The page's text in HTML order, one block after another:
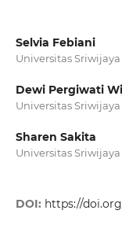
Selvia Febiani
Universitas Sriwijaya
Dewi Pergiwati
Universitas Sriwijaya
Sharen Sakita
Universitas Sriwijaya
DOI: https://